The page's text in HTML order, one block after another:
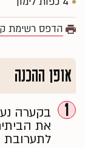
הדפס רשימת
אופן ההכנה
1
בקערה
לתערובת